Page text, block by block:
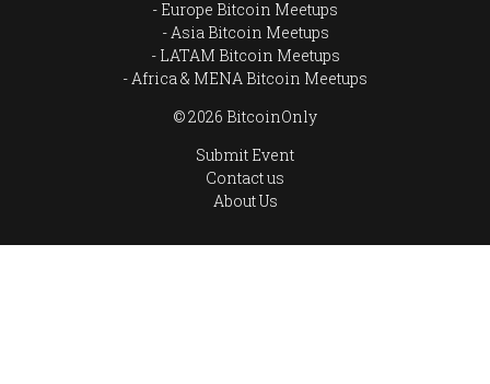
Europe Bitcoin Meetups
Asia Bitcoin Meetups
LATAM Bitcoin Meetups
Africa & MENA Bitcoin Meetups
© 2026 BitcoinOnly
Submit Event
Contact us
About Us